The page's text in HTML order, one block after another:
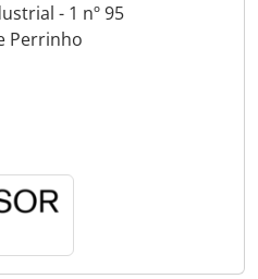
- 1 nº 95
Perrinho